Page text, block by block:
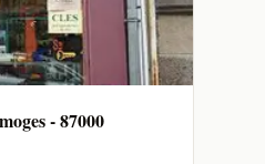
- 87000